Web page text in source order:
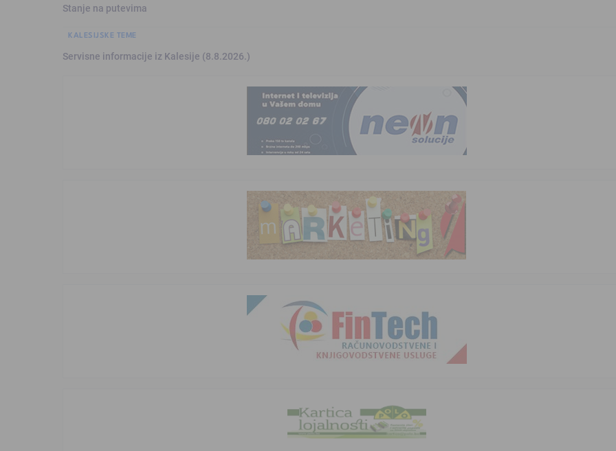
Stanje na putevima
KALESIJSKE TEME
Servisne informacije iz Kalesije (8.8.2026.)